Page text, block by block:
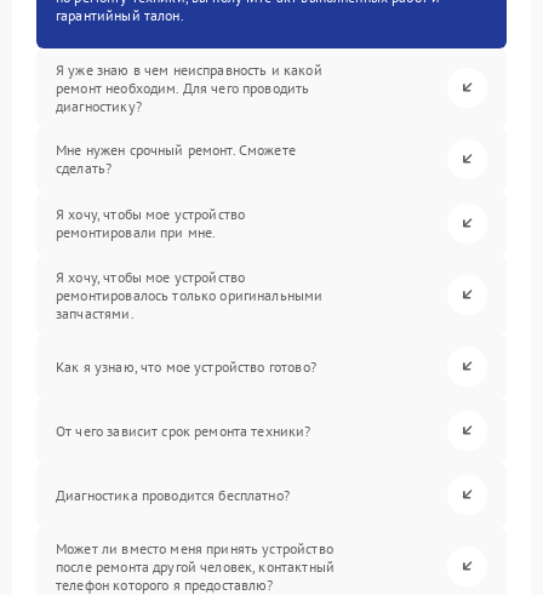
гарантийный талон.
Я уже знаю в чем неисправность и какой
ремонт необходим. Для чего проводить
диагностику?
Мне нужен срочный ремонт. Сможете
сделать?
Я хочу, чтобы мое устройство
ремонтировали при мне.
Я хочу, чтобы мое устройство
ремонтировалось только оригинальными
запчастями.
Как я узнаю, что мое устройство готово?
От чего зависит срок ремонта техники?
Диагностика проводится бесплатно?
Может ли вместо меня принять устройство
после ремонта другой человек, контактный
телефон которого я предоставлю?